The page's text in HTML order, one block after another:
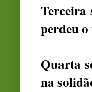
Terceira
perdeu
Quarta
na